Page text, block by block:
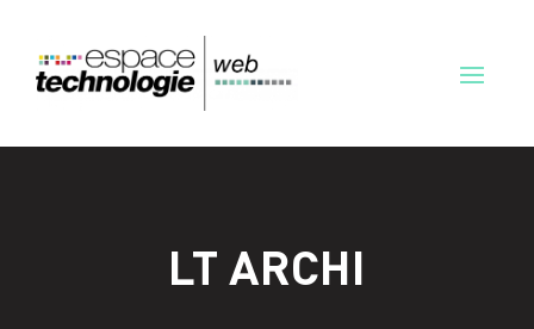
LT ARCHI